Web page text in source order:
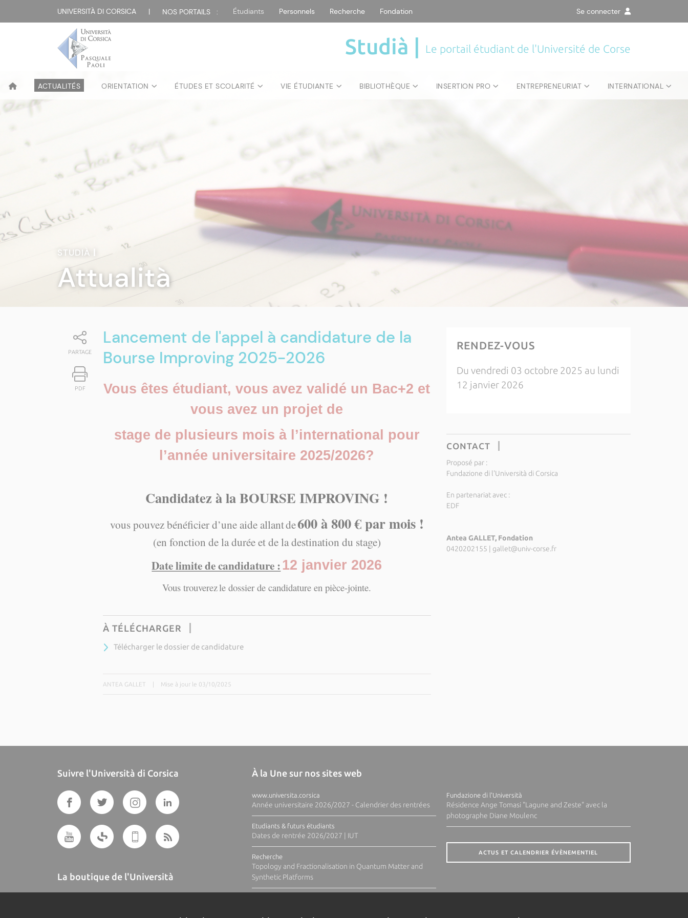
UNIVERSITÀ DI CORSICA | NOS PORTAILS : Étudiants Personnels Recherche Fondation Se connecter
Studià | Le portail étudiant de l'Université de Corse
ACTUALITÉS ORIENTATION ÉTUDES ET SCOLARITÉ VIE ÉTUDIANTE BIBLIOTHÈQUE INSERTION PRO ENTREPRENEURIAT INTERNATIONAL
STUDIÀ
Attualità
PARTAGE
PDF
Lancement de l'appel à candidature de la
Bourse Improving 2025-2026
Vous êtes étudiant, vous avez validé un Bac+2 et
vous avez un projet de
stage de plusieurs mois à l’international pour
l’année universitaire 2025/2026?
Candidatez à la BOURSE IMPROVING !
vous pouvez bénéficier d’une aide allantde600 à 800 € par mois !
(en fonction de la durée et de la destination du stage)
Date limite de candidature :12 janvier 2026
Vous trouverezle dossier de candidature en pièce-jointe.
À TÉLÉCHARGER
Télécharger le dossier de candidature
ANTEA GALLET Mise à jour le 03/10/2025
RENDEZ-VOUS
Du vendredi 03 octobre 2025 au lundi
12 janvier 2026
CONTACT
Proposé par :
Fundazione di l'Università di Corsica
En partenariat avec :
EDF
Antea GALLET, Fondation
0420202155
gallet@univ-corse.fr
Suivre l'Università di Corsica
La boutique de l'Università
À la Une sur nos sites web
www.universita.corsica
Année universitaire 2026/2027 - Calendrier des rentrées
Etudiants & futurs étudiants
Dates de rentrée 2026/2027 | IUT
Recherche
Topology and Fractionalisation in Quantum Matter and
Synthetic Platforms
Fundazione di l'Università
Résidence Ange Tomasi "Lagune and Zeste" avec la
photographe Diane Moulenc
ACTUS ET CALENDRIER ÉVÈNEMENTIEL